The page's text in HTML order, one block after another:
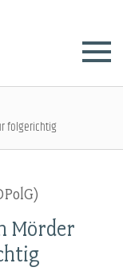
folgerichtig
Mörder